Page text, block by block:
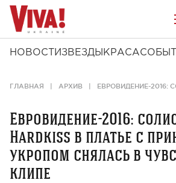
НОВОСТИ ЗВЕЗДЫ КРАСА
ГЛАВНАЯ АРХИВ ЕВРОВИДЕНИЕ-2016:
Евровидение-2016:
Hardkiss в платье с
укропом снялась в
клипе